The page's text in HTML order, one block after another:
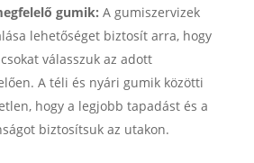
gumik: A gumiszervizek
lehetőséget biztosít arra, hogy
válasszuk az adott
A téli és nyári gumik közötti
hogy a legjobb tapadást és a
biztosítsuk az utakon.